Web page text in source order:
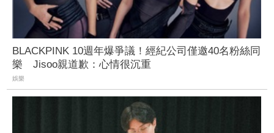
BLACKPINK 10週年爆爭議！經紀公司僅邀40名粉絲同
樂 Jisoo親道歉：心情很沉重
娛樂